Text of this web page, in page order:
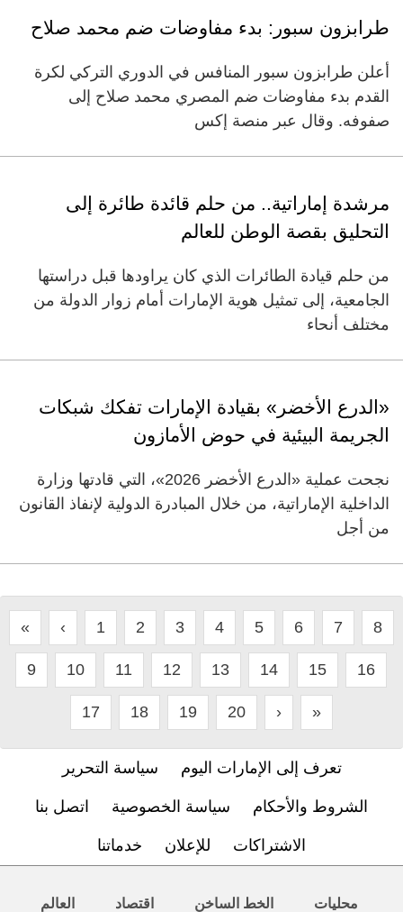
طرابزون سبور: بدء مفاوضات ضم محمد صلاح
أعلن طرابزون سبور المنافس ‌في الدوري التركي لكرة
القدم بدء مفاوضات ضم المصري محمد صلاح إلى
صفوفه. وقال عبر منصة إكس
مرشدة إماراتية.. من حلم قائدة طائرة إلى
التحليق بقصة الوطن للعالم
من حلم قيادة الطائرات الذي كان يراودها قبل دراستها
الجامعية، إلى تمثيل هوية الإمارات أمام زوار الدولة من
مختلف أنحاء
«الدرع الأخضر» بقيادة الإمارات تفكك شبكات
الجريمة البيئية في حوض الأمازون
نجحت عملية «الدرع الأخضر 2026»، التي قادتها وزارة
الداخلية الإماراتية، من خلال المبادرة الدولية لإنفاذ القانون
من أجل
« ‹ 1 2 3 4 5 6 7 8
9 10 11 12 13 14 15 16
17 18 19 20 › »
تعرف إلى الإمارات اليوم سياسة التحرير
الشروط والأحكام سياسة الخصوصية اتصل بنا
الاشتراكات للإعلان خدماتنا
محليات الخط الساخن اقتصاد العالم